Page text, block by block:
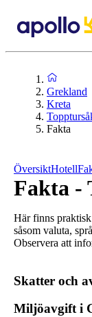
Grekland
Kreta
Fakta
ÖversiktHotell
Fakta -
Här finns
såsom valuta,
Observera att
Skatter och
Miljöavgift i